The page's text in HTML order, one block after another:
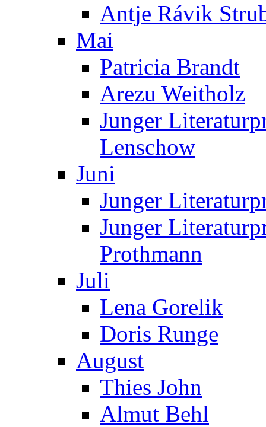
Antje Rávik
Mai
Patricia Brandt
Arezu Weitholz
Junger
Lenschow
Juni
Junger
Junger
Prothmann
Juli
Lena Gorelik
Doris Runge
August
Thies John
Almut Behl